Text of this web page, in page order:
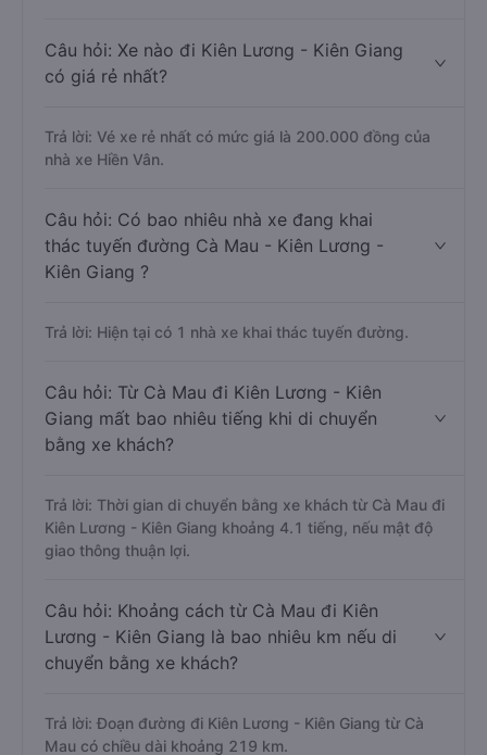
Câu hỏi: Xe nào đi Kiên Lương - Kiên Giang
có giá rẻ nhất?
Trả lời: Vé xe rẻ nhất có mức giá là 200.000 đồng của
nhà xe Hiền Vân.
Câu hỏi: Có bao nhiêu nhà xe đang khai
thác tuyến đường Cà Mau - Kiên Lương -
Kiên Giang ?
Trả lời: Hiện tại có 1 nhà xe khai thác tuyến đường.
Câu hỏi: Từ Cà Mau đi Kiên Lương - Kiên
Giang mất bao nhiêu tiếng khi di chuyển
bằng xe khách?
Trả lời: Thời gian di chuyển bằng xe khách từ Cà Mau đi
Kiên Lương - Kiên Giang khoảng 4.1 tiếng, nếu mật độ
giao thông thuận lợi.
Câu hỏi: Khoảng cách từ Cà Mau đi Kiên
Lương - Kiên Giang là bao nhiêu km nếu di
chuyển bằng xe khách?
Trả lời: Đoạn đường đi Kiên Lương - Kiên Giang từ Cà
Mau có chiều dài khoảng 219 km.